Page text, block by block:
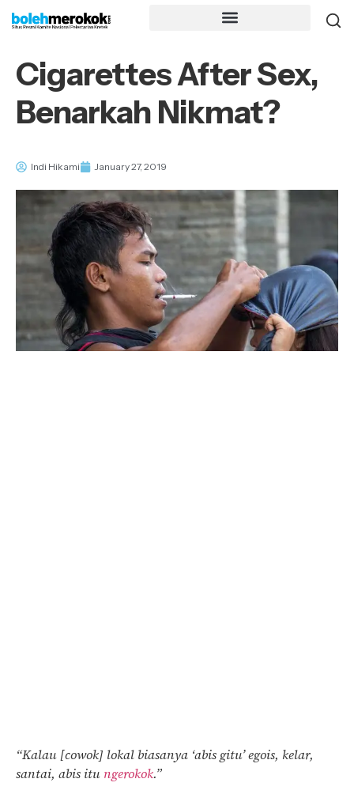
Cigarettes After Sex,
Benarkah Nikmat?
Indi Hikami January 27, 2019
“Kalau [cowok] lokal biasanya ‘abis gitu’ egois, kelar,
santai, abis itu ngerokok.”